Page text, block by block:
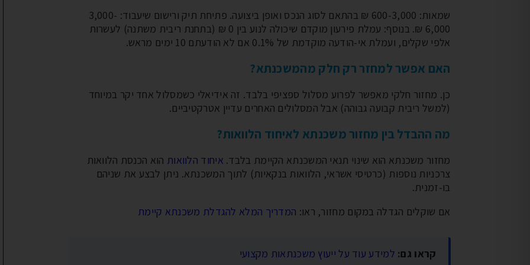
שמאות: 600-3,000 ₪ בהתאם לסוג הנכס ואופן ביצועה. פתיחת תיק ורישום שיעבוד: 3,000-
6,000 ₪. בנוסף: עמלת פירעון מוקדם שיכולה לנוע בין 0 ₪ (בתחנת ריבית משתנה) לעשרות
אלפי שקלים, ועמלת אי-הודעה מוקדמת של 0.1% אם לא הודעתם 10 ימים מראש.
האם אפשר למחזר רק חלק מהמשכנתא?
כן. מחזור חלקי מאפשר לפרוע מסלול ספציפי בלבד. זה אידיאלי כשמסלול אחד יקר במיוחד
(למשל ריבית קבועה גבוהה) אבל המסלולים האחרים עדיין אטרקטיביים.
מה ההבדל בין מחזור משכנתא לאיחוד הלוואות?
מחזור משכנתא הוא שינוי תנאי המשכנתא הקיימת בלבד. איחוד הלוואות הוא הכנסת הלוואות
צרכניות נוספות (כרטיסי אשראי, הלוואות בנקאיות) לתוך המשכנתא. ניתן לבצע את שניהם
בו-זמנית.
אם שוקלים הגדלה במקום מחזור, ראו: המדריך המלא להגדלת משכנתא קיימת
קראו גם: למידע עוד על ייעוץ משכנתאות מקצועי
הכלכלי. ירידה בהכנסות, שירות
קרא עוד...